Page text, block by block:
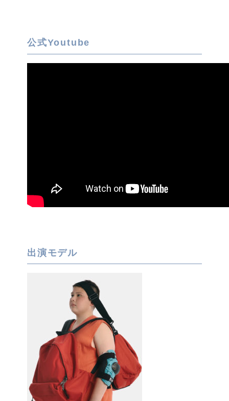
公式Youtube
出演モデル